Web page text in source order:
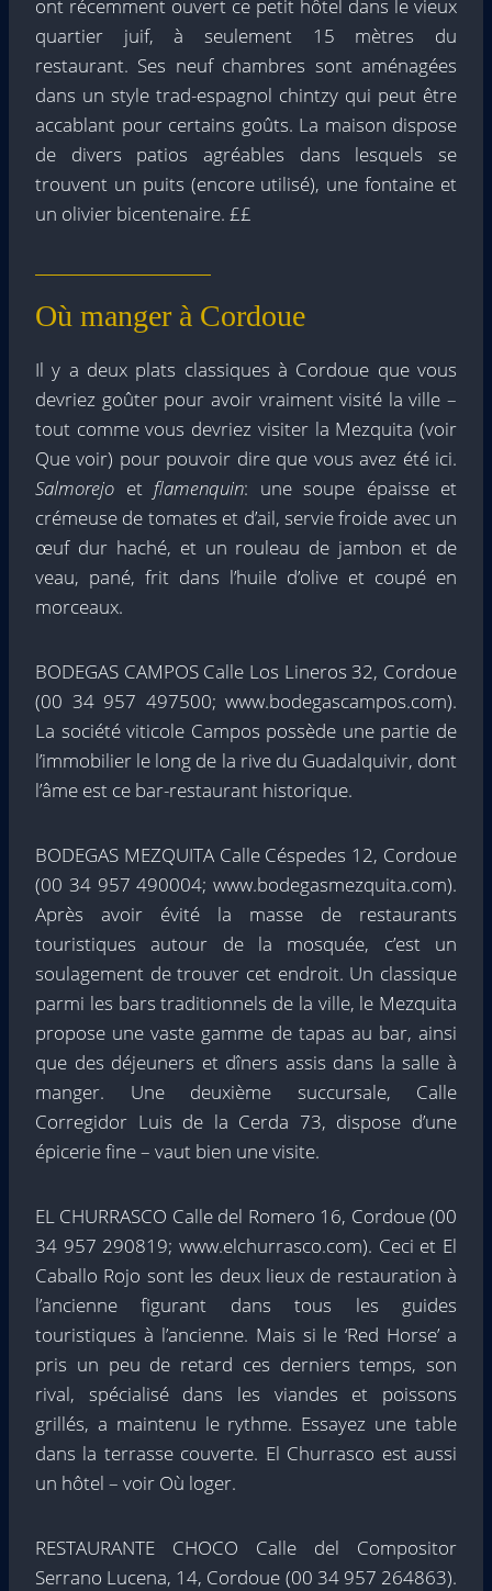
ont récemment ouvert ce petit hôtel dans le vieux
quartier juif, à seulement 15 mètres du
restaurant. Ses neuf chambres sont aménagées
dans un style trad-espagnol chintzy qui peut être
accablant pour certains goûts. La maison dispose
de divers patios agréables dans lesquels se
trouvent un puits (encore utilisé), une fontaine et
un olivier bicentenaire. ££
Où manger à Cordoue
Il y a deux plats classiques à Cordoue que vous
devriez goûter pour avoir vraiment visité la ville –
tout comme vous devriez visiter la Mezquita (voir
Que voir) pour pouvoir dire que vous avez été ici.
Salmorejo et flamenquin: une soupe épaisse et
crémeuse de tomates et d’ail, servie froide avec un
œuf dur haché, et un rouleau de jambon et de
veau, pané, frit dans l’huile d’olive et coupé en
morceaux.
BODEGAS CAMPOS Calle Los Lineros 32, Cordoue
(00 34 957 497500; www.bodegascampos.com).
La société viticole Campos possède une partie de
l’immobilier le long de la rive du Guadalquivir, dont
l’âme est ce bar-restaurant historique.
BODEGAS MEZQUITA Calle Céspedes 12, Cordoue
(00 34 957 490004; www.bodegasmezquita.com).
Après avoir évité la masse de restaurants
touristiques autour de la mosquée, c’est un
soulagement de trouver cet endroit. Un classique
parmi les bars traditionnels de la ville, le Mezquita
propose une vaste gamme de tapas au bar, ainsi
que des déjeuners et dîners assis dans la salle à
manger. Une deuxième succursale, Calle
Corregidor Luis de la Cerda 73, dispose d’une
épicerie fine – vaut bien une visite.
EL CHURRASCO Calle del Romero 16, Cordoue (00
34 957 290819; www.elchurrasco.com). Ceci et El
Caballo Rojo sont les deux lieux de restauration à
l’ancienne figurant dans tous les guides
touristiques à l’ancienne. Mais si le ‘Red Horse’ a
pris un peu de retard ces derniers temps, son
rival, spécialisé dans les viandes et poissons
grillés, a maintenu le rythme. Essayez une table
dans la terrasse couverte. El Churrasco est aussi
un hôtel – voir Où loger.
RESTAURANTE CHOCO Calle del Compositor
Serrano Lucena, 14, Cordoue (00 34 957 264863).